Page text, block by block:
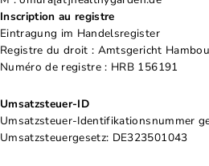
Inscription au registre
Eintragung im Handelsregister
Registre du droit : Amtsgericht
Numéro de registre : HRB 156191
Umsatzsteuer-ID
Umsatzsteuer-Identifikationsnummer
Umsatzsteuergesetz: DE323501043